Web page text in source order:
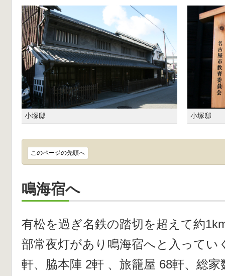
小塚邸 小塚邸
このページの先頭へ
鳴海宿へ
有松を過ぎ名鉄の踏切を超えて約
部常夜灯があり鳴海宿へと入ってい
軒、脇本陣 2軒 、旅籠屋 68軒、総家